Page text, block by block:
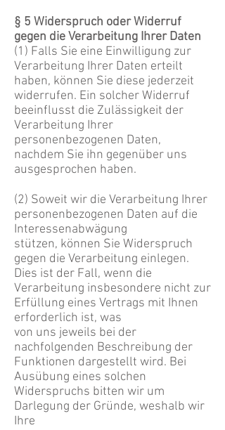
§ 5 Widerspruch oder Widerruf
gegen die Verarbeitung Ihrer Daten
(1) Falls Sie eine Einwilligung zur
Verarbeitung Ihrer Daten erteilt
haben, können Sie diese jederzeit
widerrufen. Ein solcher Widerruf
beeinflusst die Zulässigkeit der
Verarbeitung Ihrer
personenbezogenen Daten,
nachdem Sie ihn gegenüber uns
ausgesprochen haben.
(2) Soweit wir die Verarbeitung Ihrer
personenbezogenen Daten auf die
Interessenabwägung
stützen, können Sie Widerspruch
gegen die Verarbeitung einlegen.
Dies ist der Fall, wenn die
Verarbeitung insbesondere nicht zur
Erfüllung eines Vertrags mit Ihnen
erforderlich ist, was
von uns jeweils bei der
nachfolgenden Beschreibung der
Funktionen dargestellt wird. Bei
Ausübung eines solchen
Widerspruchs bitten wir um
Darlegung der Gründe, weshalb wir
Ihre